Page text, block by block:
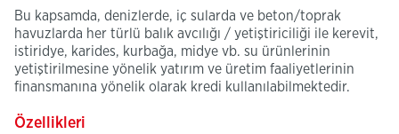
Bu kapsamda, denizlerde, iç sularda ve beton/toprak
havuzlarda her türlü balık avcılığı / yetiştiriciliği ile kerevit,
istiridye, karides, kurbağa, midye vb. su ürünlerinin
yetiştirilmesine yönelik yatırım ve üretim faaliyetlerinin
finansmanına yönelik olarak kredi kullanılabilmektedir.
Özellikleri